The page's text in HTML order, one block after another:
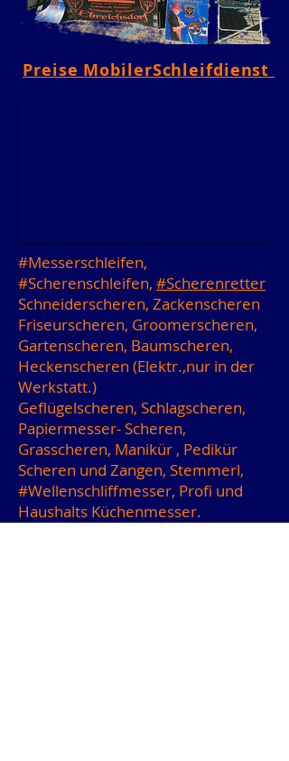
Preise MobilerSchleifdienst
#Messerschleifen,
#Scherenschleifen, #Scherenretter
Schneiderscheren, Zackenscheren
Friseurscheren, Groomerscheren,
Gartenscheren, Baumscheren,
Heckenscheren (Elektr.,nur in der
Werkstatt.)
Geflügelscheren, Schlagscheren,
Papiermesser- Scheren,
Grasscheren, Manikür , Pedikür
Scheren und Zangen, Stemmerl,
#Wellenschliffmesser, Profi und
Haushalts Küchenmesser.